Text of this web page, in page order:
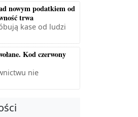
nowym podatkiem od
trwa
kase od ludzi
Kod czerwony
nie